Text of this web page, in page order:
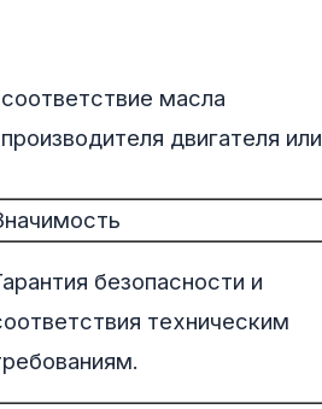
масла
двигателя или
безопасности и
техническим